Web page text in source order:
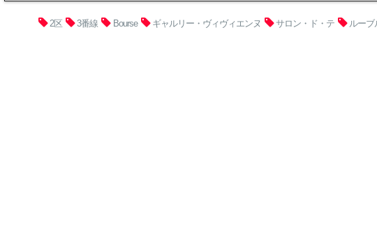
2区 3番線 Bourse ギャルリー・ヴィヴィエンヌ サロン・ド・テ ルー